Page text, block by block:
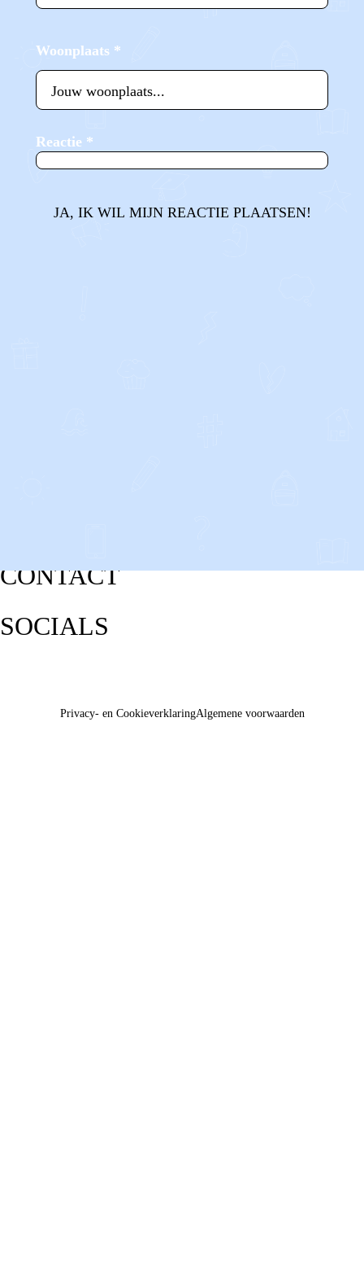
Woonplaats *
Reactie *
JA, IK WIL MIJN REACTIE PLAATSEN!
CONTACT
SOCIALS
Privacy- en CookieverklaringAlgemene voorwaarden